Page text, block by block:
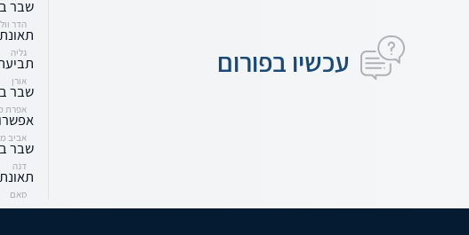
עכשיו בפורום
שבר
הדר
גליה
אורן
שבר
אפרת
אביב
שבר
דנה
סאם